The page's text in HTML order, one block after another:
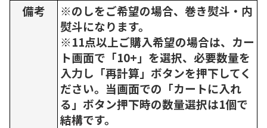
備考
※のしをご希望の場合、巻き熨斗・内
熨斗になります。
※11点以上ご購入希望の場合は、カー
ト画面で「10+」を選択、必要数量を
入力し「再計算」ボタンを押下してく
ださい。当画面での「カートに入れ
る」ボタン押下時の数量選択は1個で
結構です。